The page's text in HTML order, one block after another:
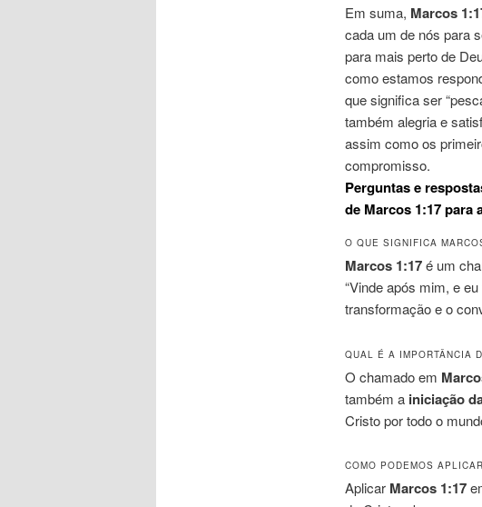
Em suma, Marcos
cada um de nós para
para mais perto de
como estamos
que significa ser
também alegria e
assim como os
compromisso.
Perguntas e
de Marcos 1:17 para
O QUE SIGNIFICA
Marcos 1:17é um
“Vinde após mim, e
transformação e o
QUAL É A IMPORTÂNCIA
O chamado em
também a iniciação
Cristo por todo o
COMO PODEMOS
Aplicar Marcos 1:17